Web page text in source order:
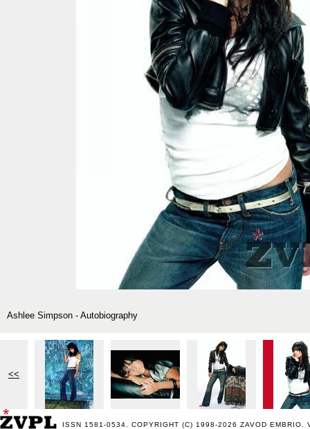
Ashlee Simpson - Autobiography
<<
ISSN 1581-0534. COPYRIGHT (C) 1998-2026 ZAVOD EMBRIO .